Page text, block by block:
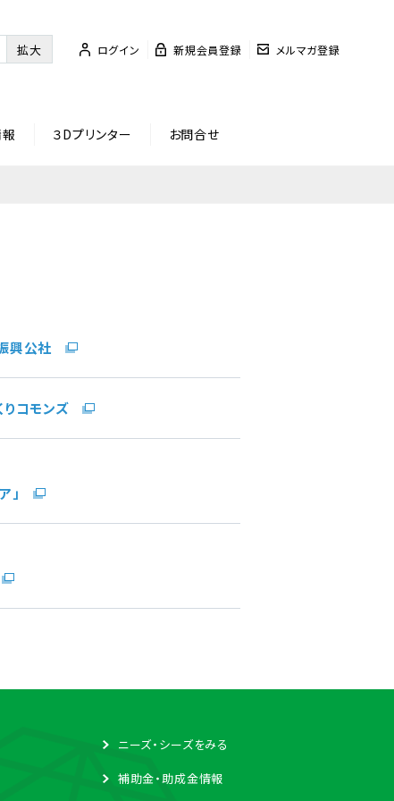
拡大 ログイン 新規会員登録 メルマガ登録
３Dプリンター お問合せ
興公社
コモンズ
」
ニーズ・シーズをみる
補助金・助成金情報